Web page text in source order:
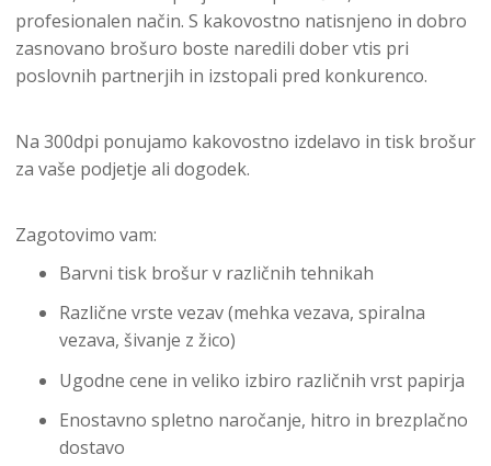
profesionalen način. S kakovostno natisnjeno in dobro
zasnovano brošuro boste naredili dober vtis pri
poslovnih partnerjih in izstopali pred konkurenco.
Na 300dpi ponujamo kakovostno izdelavo in tisk brošur
za vaše podjetje ali dogodek.
Zagotovimo vam:
Barvni tisk brošur v različnih tehnikah
Različne vrste vezav (mehka vezava, spiralna
vezava, šivanje z žico)
Ugodne cene in veliko izbiro različnih vrst papirja
Enostavno spletno naročanje, hitro in brezplačno
dostavo